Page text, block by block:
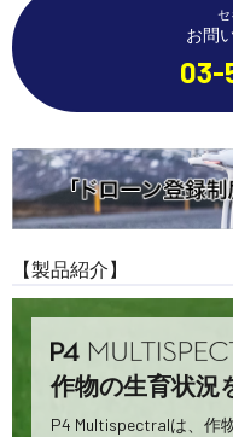
コー
セ
お問
03-
【製品紹介】
作物の生育状況
P4 Multispectralは、作